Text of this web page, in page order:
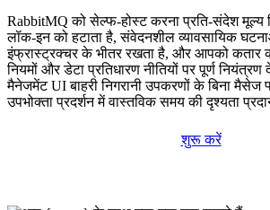
RabbitMQ को सेल्फ-होस्ट करना प्रति-संदेश मूल्य
लॉक-इन को हटाता है, संवेदनशील व्यावसायिक
इंफ्रास्ट्रक्चर के भीतर रखता है, और आपको कतार
नियमों और डेटा प्रतिधारण नीतियों पर पूर्ण नियंत्रण
मैनेजमेंट UI बाहरी निगरानी उपकरणों के बिना मैसेज
उपभोक्ता प्रदर्शन में वास्तविक समय की दृश्यता
शुरू करें